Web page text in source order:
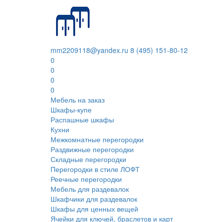
mm2209118@yandex.ru 8 (495) 151-80-12
0
0
0
0
Мебель на заказ
Шкафы-купе
Распашные шкафы
Кухни
Межкомнатные перегородки
Раздвижные перегородки
Складные перегородки
Перегородки в стиле ЛОФТ
Реечные перегородки
Мебель для раздевалок
Шкафчики для раздевалок
Шкафы для ценных вещей
Ячейки для ключей, браслетов и карт